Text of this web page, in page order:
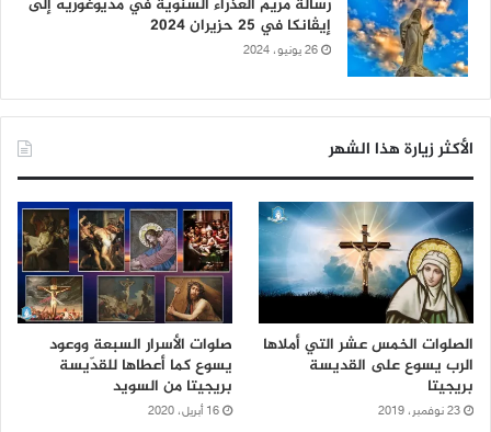
رسالة مريم العذراء السنويّة في مديوغوريه إلى
إيڤانكا في 25 حزيران 2024
26 يونيو، 2024
الأكثر زيارة هذا الشهر
الصلوات الخمس عشر التي أملاها
الرب يسوع على القديسة
بريجيتا
23 نوفمبر، 2019
صلوات الأسرار السبعة ووعود
يسوع كما أعطاها للقدّيسة
بريجيتا من السويد
16 أبريل، 2020